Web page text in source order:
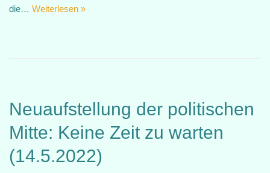
die… Weiterlesen »
Neuaufstellung der politischen
Mitte: Keine Zeit zu warten
(14.5.2022)